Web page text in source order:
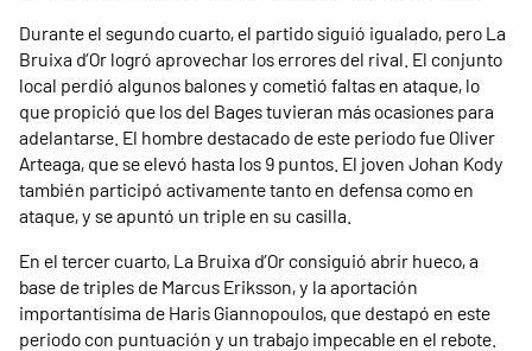
Durante el segundo cuarto, el partido siguió igualado, pero La
Bruixa d’Or logró aprovechar los errores del rival. El conjunto
local perdió algunos balones y cometió faltas en ataque, lo
que propició que los del Bages tuvieran más ocasiones para
adelantarse. El hombre destacado de este periodo fue Oliver
Arteaga, que se elevó hasta los 9 puntos. El joven Johan Kody
también participó activamente tanto en defensa como en
ataque, y se apuntó un triple en su casilla.
En el tercer cuarto, La Bruixa d’Or consiguió abrir hueco, a
base de triples de Marcus Eriksson, y la aportación
importantísima de Haris Giannopoulos, que destapó en este
periodo con puntuación y un trabajo impecable en el rebote.